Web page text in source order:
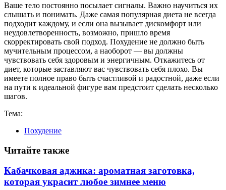
Ваше тело постоянно посылает сигналы. Важно научиться их
слышать и понимать. Даже самая популярная диета не всегда
подходит каждому, и если она вызывает дискомфорт или
неудовлетворенность, возможно, пришло время
скорректировать свой подход. Похудение не должно быть
мучительным процессом, а наоборот — вы должны
чувствовать себя здоровым и энергичным. Откажитесь от
диет, которые заставляют вас чувствовать себя плохо. Вы
имеете полное право быть счастливой и радостной, даже если
на пути к идеальной фигуре вам предстоит сделать несколько
шагов.
Тема:
Похудение
Читайте также
Кабачковая аджика: ароматная заготовка,
которая украсит любое зимнее меню